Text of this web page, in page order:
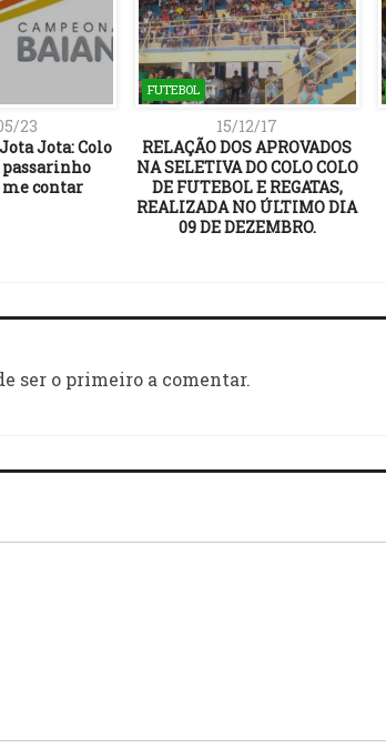
23
Jota: Colo
me contar
FUTEBOL
15/12/17
RELAÇÃO DOS APROVADOS
NA SELETIVA DO COLO COLO
DE FUTEBOL E REGATAS,
REALIZADA NO ÚLTIMO DIA
09 DE DEZEMBRO.
ser o primeiro a comentar.